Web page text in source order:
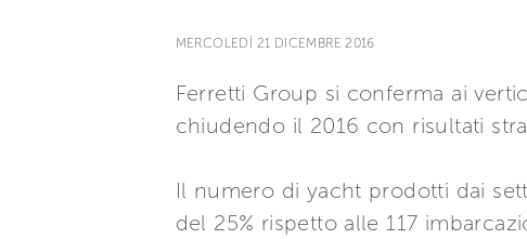
MERCOLEDÌ 21 DICEMBRE 2016
Ferretti Group si conferma ai
chiudendo il 2016 con risultati
Il numero di yacht prodotti dai
del 25% rispetto alle 117